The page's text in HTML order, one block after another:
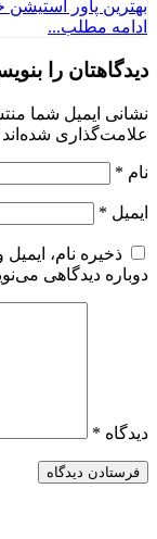
پاور استیشن‌
مطلب...
را بنویسید
ایمیل شما منتشر
شده‌اند*
*
ذخیره نام، ایمیل و
دیدگاهی می‌نویسم.
*